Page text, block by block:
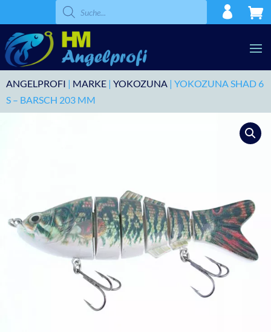
Products
search
ANGELPROFI | MARKE | YOKOZUNA | YOKOZUNA SHAD 6
S – BARSCH 203 MM